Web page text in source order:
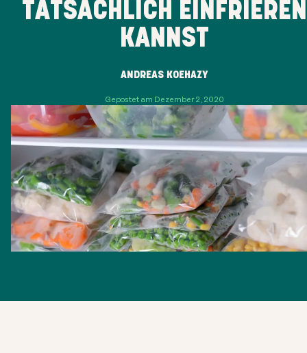
TATSÄCHLICH EINFRIEREN
KANNST
ANDREAS KOEHAZY
Gepostet am Dezember 2, 2020